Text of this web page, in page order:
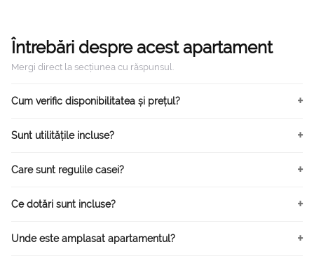
Întrebări despre acest apartament
Mergi direct la secțiunea cu răspunsul.
Cum verific disponibilitatea și prețul?
Sunt utilitățile incluse?
Care sunt regulile casei?
Ce dotări sunt incluse?
Unde este amplasat apartamentul?